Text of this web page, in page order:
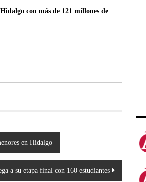
con más de 121 millones de
en Hidalgo
a su etapa final con 160 estudiantes